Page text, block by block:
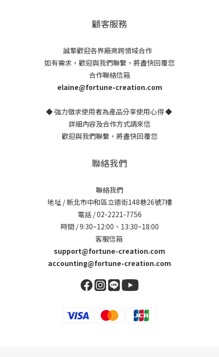
顧客服務
誠摯歡迎各界廠商跨領域合作
如有需求，歡迎與我們聯繫，將盡快回覆您
合作聯絡信箱
elaine@fortune-creation.com
◆ 強力徵求使用者為產品分享使用心得 ◆
詳細內容及合作方式請來信
歡迎與我們聯繫，將盡快回覆您
聯絡我們
聯絡我們
地址 / 新北市中和區立德街148巷26號7樓
電話 / 02-2221-7756
時間 / 9:30~12:00、13:30~18:00
客服信箱
support@fortune-creation.com
accounting@fortune-creation.com